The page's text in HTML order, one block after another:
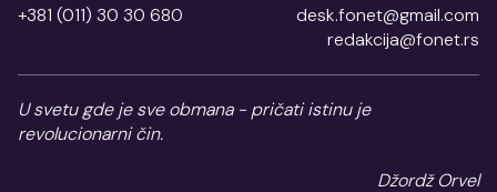
+381 (011) 30 30 680
desk.fonet@gmail.com
redakcija@fonet.rs
U svetu gde je sve obmana - pričati istinu je
revolucionarni čin.
Džordž Orvel